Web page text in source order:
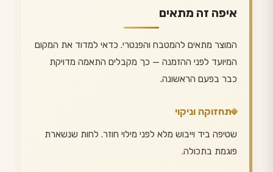
איפה זה מתאים
המוצר מתאים להמטבח והפנטרי. כדאי למדוד את המקום
המיועד לפני ההזמנה — כך מקבלים התאמה מדויקת
כבר בפעם הראשונה.
תחזוקה וניקוי
שטיפה ביד וייבוש מלא לפני מילוי חוזר. לחות שנשארת
פוגמת בתכולה.